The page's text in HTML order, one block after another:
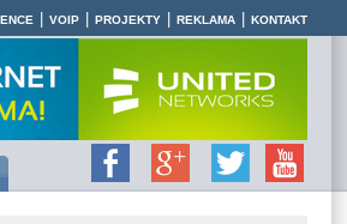
VOIP PROJEKTY REKLAMA KONTAKT